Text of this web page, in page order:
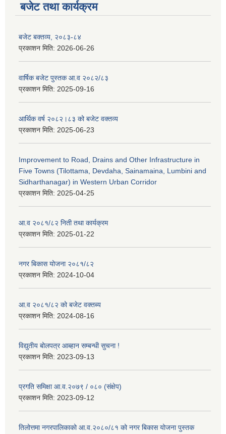
बजेट तथा कार्यक्रम
बजेट बक्तव्य, २०८३-८४
प्रकाशन मिति: 2026-06-26
वार्षिक बजेट पुस्तक आ.व २०८२/८३
प्रकाशन मिति: 2025-09-16
आर्थिक वर्ष २०८२।८३ को बजेट वक्तव्य
प्रकाशन मिति: 2025-06-23
Improvement to Road, Drains and Other Infrastructure in
Five Towns (Tilottama, Devdaha, Sainamaina, Lumbini and
Sidharthanagar) in Western Urban Corridor
प्रकाशन मिति: 2025-04-25
आ.व २०८१/८२ निती तथा कार्यक्रम
प्रकाशन मिति: 2025-01-22
नगर बिकास योजना २०८१/८२
प्रकाशन मिति: 2024-10-04
आ.व २०८१/८२ को बजेट वक्तब्य
प्रकाशन मिति: 2024-08-16
विद्युतीय बोलपत्र आब्हान सम्बन्धी सुचना !
प्रकाशन मिति: 2023-09-13
प्रगति समिक्षा आ.व.२०७९ / ०८० (संक्षेप)
प्रकाशन मिति: 2023-09-12
तिलोत्तमा नगरपालिकाको आ.व.२०८०/८१ को नगर बिकास योजना पुस्तक